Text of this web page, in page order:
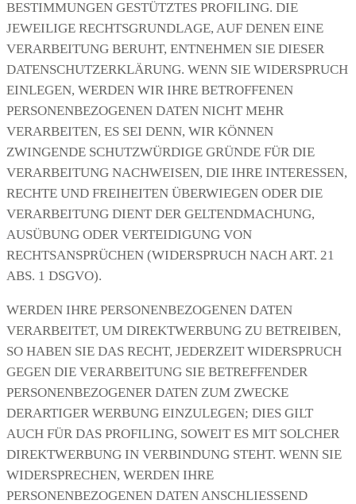
BESTIMMUNGEN GESTÜTZTES PROFILING. DIE
JEWEILIGE RECHTSGRUNDLAGE, AUF DENEN EINE
VERARBEITUNG BERUHT, ENTNEHMEN SIE DIESER
DATENSCHUTZERKLÄRUNG. WENN SIE WIDERSPRUCH
EINLEGEN, WERDEN WIR IHRE BETROFFENEN
PERSONENBEZOGENEN DATEN NICHT MEHR
VERARBEITEN, ES SEI DENN, WIR KÖNNEN
ZWINGENDE SCHUTZWÜRDIGE GRÜNDE FÜR DIE
VERARBEITUNG NACHWEISEN, DIE IHRE INTERESSEN,
RECHTE UND FREIHEITEN ÜBERWIEGEN ODER DIE
VERARBEITUNG DIENT DER GELTENDMACHUNG,
AUSÜBUNG ODER VERTEIDIGUNG VON
RECHTSANSPRÜCHEN (WIDERSPRUCH NACH ART. 21
ABS. 1 DSGVO).
WERDEN IHRE PERSONENBEZOGENEN DATEN
VERARBEITET, UM DIREKTWERBUNG ZU BETREIBEN,
SO HABEN SIE DAS RECHT, JEDERZEIT WIDERSPRUCH
GEGEN DIE VERARBEITUNG SIE BETREFFENDER
PERSONENBEZOGENER DATEN ZUM ZWECKE
DERARTIGER WERBUNG EINZULEGEN; DIES GILT
AUCH FÜR DAS PROFILING, SOWEIT ES MIT SOLCHER
DIREKTWERBUNG IN VERBINDUNG STEHT. WENN SIE
WIDERSPRECHEN, WERDEN IHRE
PERSONENBEZOGENEN DATEN ANSCHLIESSEND